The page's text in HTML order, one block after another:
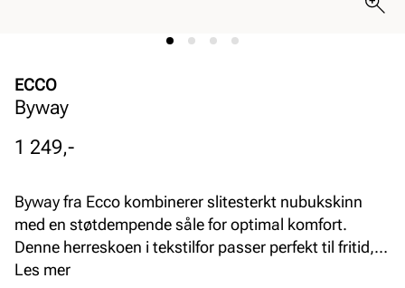
ECCO
Byway
Pris
1 249,-
Byway fra Ecco kombinerer slitesterkt nubukskinn
med en støtdempende såle for optimal komfort.
Denne herreskoen i tekstilfor passer perfekt til fritid,
og gir en avslappet, men stilfull følelse gjennom hele
Les mer